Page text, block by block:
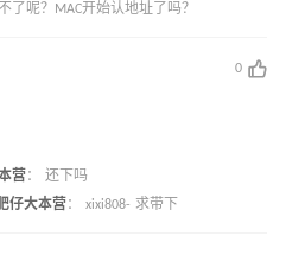
了呢？MAC开始认地址了吗？
0
营： 还下吗
仔大本营： xixi808- 求带下